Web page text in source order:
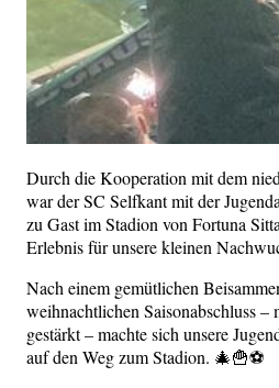
Durch die Kooperation mit dem
war der SC Selfkant mit der
zu Gast im Stadion von Fortuna
Erlebnis für unsere kleinen
Nach einem gemütlichen
weihnachtlichen Saisonabschluss –
gestärkt – machte sich unsere
auf den Weg zum Stadion. 🎄🍟⚽